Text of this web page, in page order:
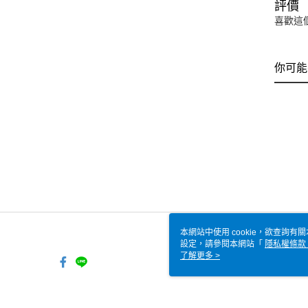
評價
喜歡這
你可
本網站中使用 cookie，欲查詢有
設定，請參閱本網站「 隱私權條款
使用 cookie。
了解更多 >